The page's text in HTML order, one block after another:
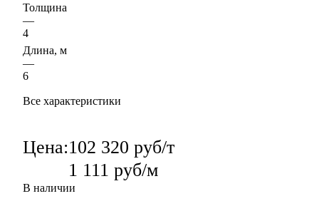
Толщина
—
4
Длина, м
—
6
Все характеристики
Цена:102 320 руб/т
1 111 руб/м
В наличии